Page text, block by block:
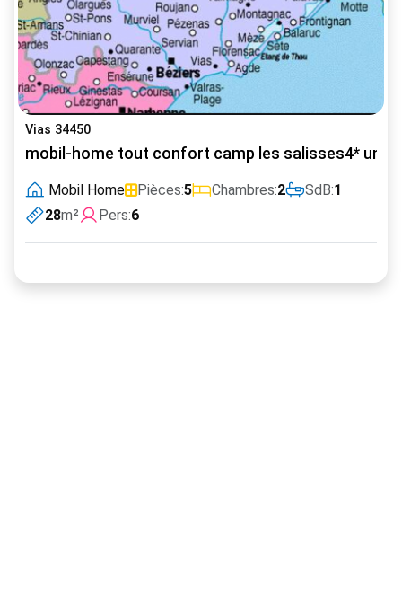
Vias 34450
mobil-home tout confort camp les salisses4* un
Mobil Home Pièces:5 Chambres:2 SdB:1
28m² Pers:6